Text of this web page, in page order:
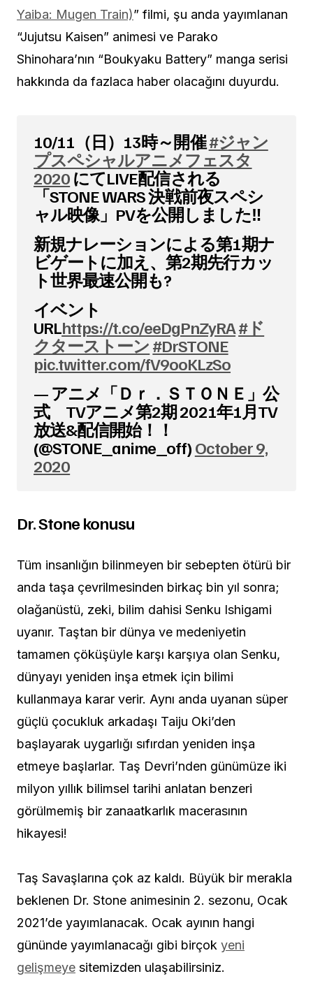
Yaiba: Mugen Train)” filmi, şu anda yayımlanan
“Jujutsu Kaisen” animesi ve Parako
Shinohara’nın “Boukyaku Battery” manga serisi
hakkında da fazlaca haber olacağını duyurdu.
10/11（日）13時～開催#ジャン
プスペシャルアニメフェスタ
2020 にてLIVE配信される
「STONE WARS 決戦前夜スペシ
ャル映像」PVを公開しました‼️
新規ナレーションによる第1期ナ
ビゲートに加え、第2期先行カッ
ト世界最速公開も?
イベント
URLhttps://t.co/eeDgPnZyRA#ド
クターストーン#DrSTONE
pic.twitter.com/fV9ooKLzSo
— アニメ「Ｄｒ．ＳＴＯＮＥ」公
式 TVアニメ第2期 2021年1月TV
放送&配信開始！！
(@STONE_anime_off) October 9,
2020
Dr. Stone konusu
Tüm insanlığın bilinmeyen bir sebepten ötürü bir
anda taşa çevrilmesinden birkaç bin yıl sonra;
olağanüstü, zeki, bilim dahisi Senku Ishigami
uyanır. Taştan bir dünya ve medeniyetin
tamamen çöküşüyle ​​karşı karşıya olan Senku,
dünyayı yeniden inşa etmek için bilimi
kullanmaya karar verir. Aynı anda uyanan süper
güçlü çocukluk arkadaşı Taiju Oki’den
başlayarak uygarlığı sıfırdan yeniden inşa
etmeye başlarlar. Taş Devri’nden günümüze iki
milyon yıllık bilimsel tarihi anlatan benzeri
görülmemiş bir zanaatkarlık macerasının
hikayesi!
Taş Savaşlarına çok az kaldı. Büyük bir merakla
beklenen Dr. Stone animesinin 2. sezonu, Ocak
2021’de yayımlanacak. Ocak ayının hangi
gününde yayımlanacağı gibi birçok yeni
gelişmeye sitemizden ulaşabilirsiniz.